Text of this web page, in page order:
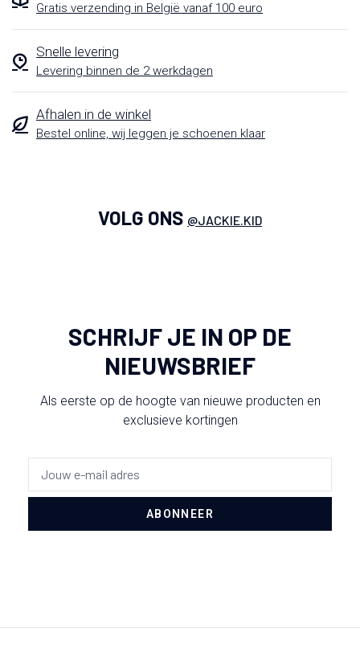
Gratis verzending in België vanaf 100 euro
Snelle levering
Levering binnen de 2 werkdagen
Afhalen in de winkel
Bestel online, wij leggen je schoenen klaar
VOLG ONS @JACKIE.KID
SCHRIJF JE IN OP DE
NIEUWSBRIEF
Als eerste op de hoogte van nieuwe producten en
exclusieve kortingen
ABONNEER